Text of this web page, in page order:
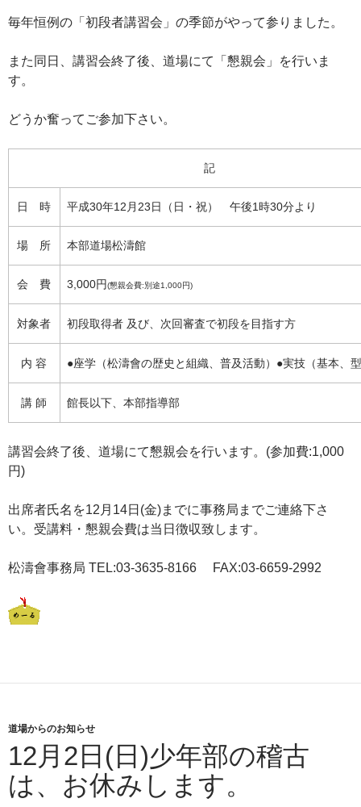
毎年恒例の「初段者講習会」の季節がやって参りました。
また同日、講習会終了後、道場にて「懇親会」を行いま
す。
どうか奮ってご参加下さい。
記
日 時 平成30年12月23日（日・祝） 午後1時30分より
場 所 本部道場松濤館
会 費 3,000円(懇親会費:別途1,000円)
対象者 初段取得者 及び、次回審査で初段を目指す方
内 容 ●座学（松濤會の歴史と組織、普及活動）●実技（基本、
講 師 館長以下、本部指導部
講習会終了後、道場にて懇親会を行います。(参加費:1,000
円)
出席者氏名を12月14日(金)までに事務局までご連絡下さ
い。受講料・懇親会費は当日徴収致します。
松濤會事務局 TEL:03-3635-8166 FAX:03-6659-2992
道場からのお知らせ
12月2日(日)少年部の稽古
は、お休みします。